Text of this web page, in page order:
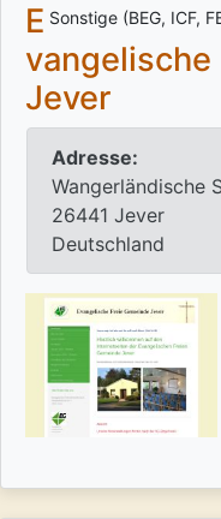
Sonstige (BEG, ICF,
E
vangelische
Jever
Adresse:
Wangerländische
26441 Jever
Deutschland